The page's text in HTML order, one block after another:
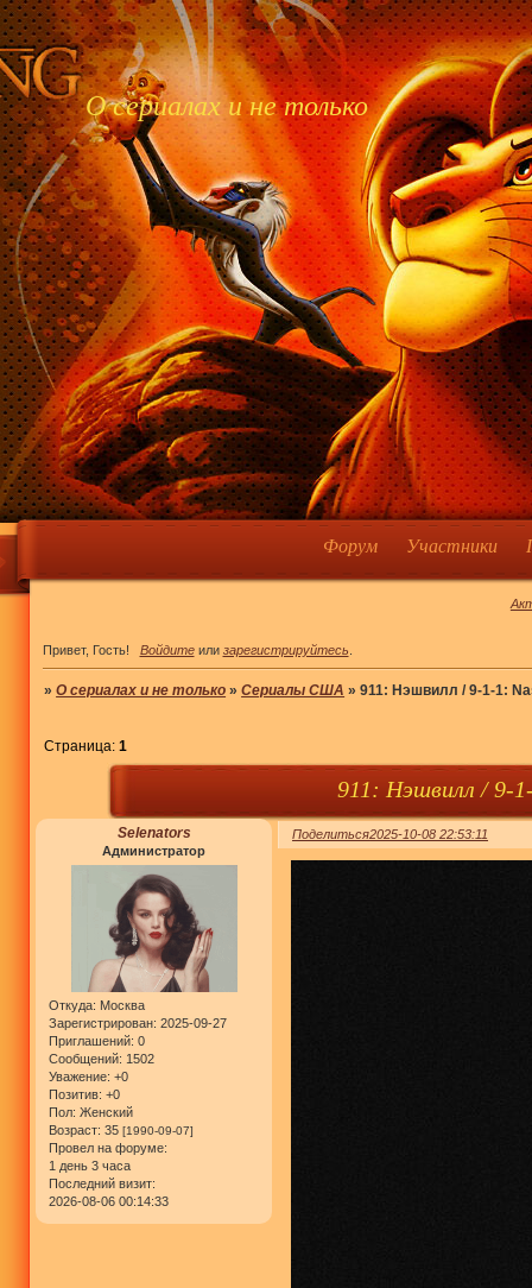
О сериалах и не только
Форум Участники
Привет, Гость! Войдитеили зарегистрируйтесь
»О сериалах и не только »Сериалы США »911: Нэшвилл / 9-1-1:
911: Нэшвилл / 9-
Страница:1
Поделиться2025-10-08 22:53:11
Selenators
Администратор
Откуда: Москва
Зарегистрирован: 2025-09-27
Приглашений: 0
Сообщений: 1502
Уважение: +0
Позитив: +0
Пол: Женский
Возраст: 35 [1990-09-07]
Провел на форуме:
1 день 3 часа
Последний визит:
2026-08-06 00:14:33